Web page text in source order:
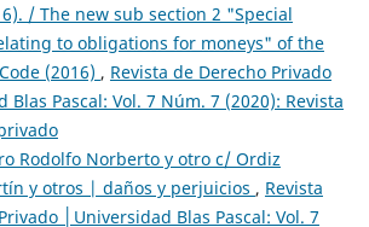
/ The new sub section 2 "Special
to obligations for moneys" of the
(2016) , Revista de Derecho Privado
Blas Pascal: Vol. 7 Núm. 7 (2020): Revista
Rodolfo Norberto y otro c/ Ordiz
y otros | daños y perjuicios , Revista
│Universidad Blas Pascal: Vol. 7